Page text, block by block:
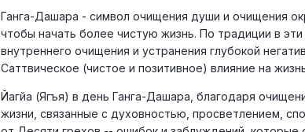
Ганга-Дашара - символ очищения души и очищения
чтобы начать более чистую жизнь. По традиции в
внутреннего очищения и устранения глубокой
Саттвическое (чистое и позитивное) влияние на
Йагйа (Ягъя) в день Ганга-Дашара, благодаря
жизни, связанные с духовностью, просветлением,